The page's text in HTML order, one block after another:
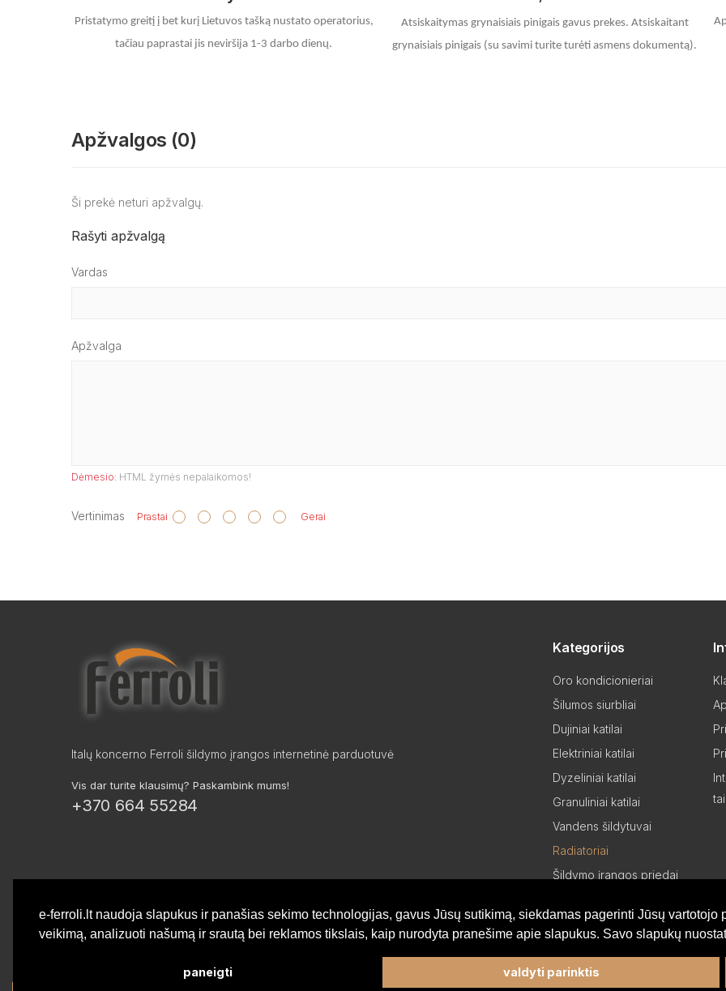
e-ferroli.lt naudoja slapukus ir panašias sekimo technologijas, gavus Jūsų sutikimą, siekdamas pagerinti Jūsų vartotojo
veikimą, analizuoti našumą ir srautą bei reklamos tikslais, kaip nurodyta pranešime apie slapukus. Savo slapukų
paneigti valdyti parinktis
Pristatymo greitį į bet kurį Lietuvos tašką nustato operatorius,
tačiau paprastai jis neviršija 1-3 darbo dienų.
Atsiskaitymas grynaisiais pinigais gavus prekes. Atsiskaitant
grynaisiais pinigais (su savimi turite turėti asmens dokumentą).
Apžvalgos (0)
Ši prekė neturi apžvalgų.
Rašyti apžvalgą
Vardas
Apžvalga
Dėmesio: HTML žymės nepalaikomos!
Vertinimas Prastai Gerai
Italų koncerno Ferroli šildymo įrangos internetinė parduotuvė
Vis dar turite klausimų? Paskambink mums!
+370 664 55284
Kategorijos
Oro kondicionieriai
Šilumos siurbliai
Dujiniai katilai
Elektriniai katilai
Dyzeliniai katilai
Granuliniai katilai
Vandens šildytuvai
Radiatoriai
Šildymo įrangos priedai
Partneriams